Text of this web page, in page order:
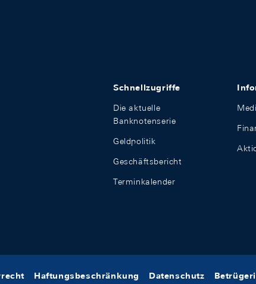
Schnellzugriffe
Die aktuelle
Banknotenserie
Geldpolitik
Geschäftsbericht
Terminkalender
Haftungsbeschränkung Datenschutz